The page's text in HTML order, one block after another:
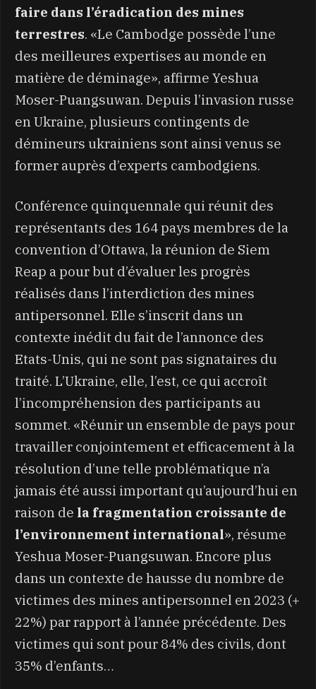
faire dans l’éradication des mines
terrestres. «Le Cambodge possède l’une
des meilleures expertises au monde en
matière de déminage», affirme Yeshua
Moser-Puangsuwan. Depuis l’invasion russe
en Ukraine, plusieurs contingents de
démineurs ukrainiens sont ainsi venus se
former auprès d’experts cambodgiens.
Conférence quinquennale qui réunit des
représentants des 164 pays membres de la
convention d’Ottawa, la réunion de Siem
Reap a pour but d’évaluer les progrès
réalisés dans l’interdiction des mines
antipersonnel. Elle s’inscrit dans un
contexte inédit du fait de l’annonce des
Etats-Unis, qui ne sont pas signataires du
traité. L’Ukraine, elle, l’est, ce qui accroît
l’incompréhension des participants au
sommet. «Réunir un ensemble de pays pour
travailler conjointement et efficacement à la
résolution d’une telle problématique n’a
jamais été aussi important qu’aujourd’hui en
raison de la fragmentation croissante de
l’environnement international», résume
Yeshua Moser-Puangsuwan. Encore plus
dans un contexte de hausse du nombre de
victimes des mines antipersonnel en 2023 (+
22%) par rapport à l’année précédente. Des
victimes qui sont pour 84% des civils, dont
35% d’enfants…